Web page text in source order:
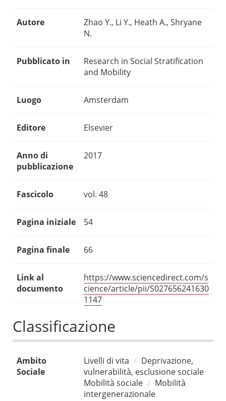
Autore
Zhao Y., Li Y., Heath A., Shryane
N.
Pubblicato in
Research in Social Stratification
and Mobility
Luogo Amsterdam
Editore Elsevier
Anno di
pubblicazione
2017
Fascicolo vol. 48
Pagina iniziale 54
Pagina finale 66
Link al
documento
https://www.sciencedirect.com/s
cience/article/pii/S027656241630
1147
Classificazione
Ambito
Sociale
Livelli di vita
Deprivazione,
vulnerabilità, esclusione sociale
Mobilità sociale
Mobilità
intergenerazionale